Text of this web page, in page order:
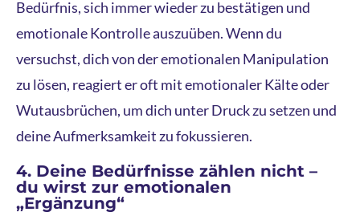
Bedürfnis, sich immer wieder zu bestätigen und
emotionale Kontrolle auszuüben. Wenn du
versuchst, dich von der emotionalen Manipulation
zu lösen, reagiert er oft mit emotionaler Kälte oder
Wutausbrüchen, um dich unter Druck zu setzen und
deine Aufmerksamkeit zu fokussieren.
4. Deine Bedürfnisse zählen nicht –
du wirst zur emotionalen
„Ergänzung“